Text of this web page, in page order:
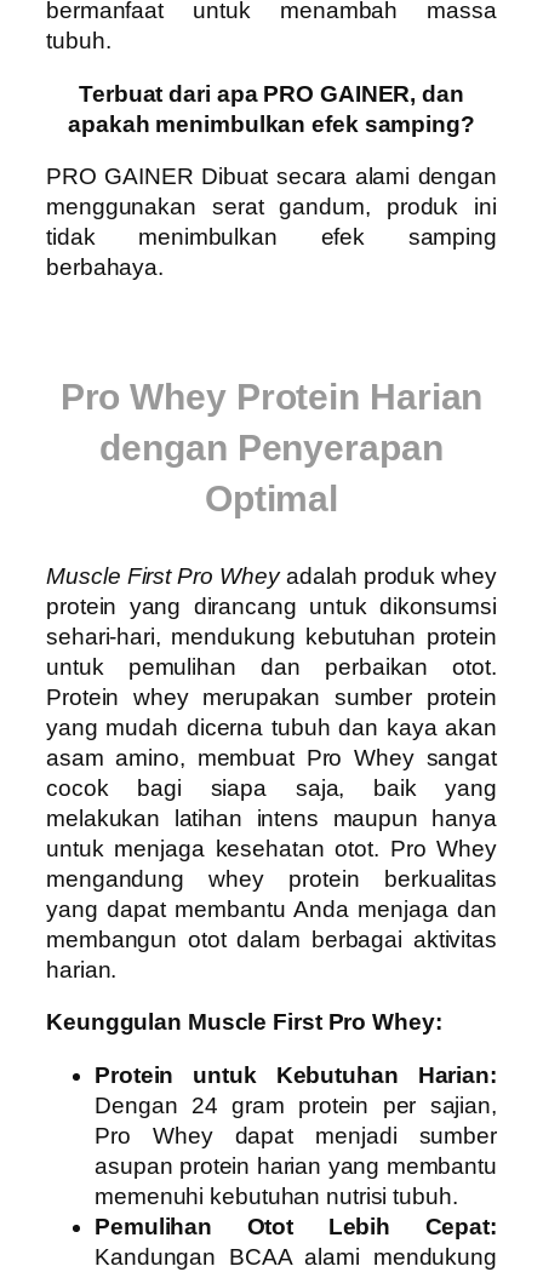
bermanfaat untuk menambah massa
tubuh.
Terbuat dari apa PRO GAINER, dan
apakah menimbulkan efek samping?
PRO GAINER Dibuat secara alami dengan
menggunakan serat gandum, produk ini
tidak menimbulkan efek samping
berbahaya.
Pro Whey Protein Harian
dengan Penyerapan
Optimal
Muscle First Pro Wheyadalah produk whey
protein yang dirancang untuk dikonsumsi
sehari-hari, mendukung kebutuhan protein
untuk pemulihan dan perbaikan otot.
Protein whey merupakan sumber protein
yang mudah dicerna tubuh dan kaya akan
asam amino, membuat Pro Whey sangat
cocok bagi siapa saja, baik yang
melakukan latihan intens maupun hanya
untuk menjaga kesehatan otot. Pro Whey
mengandung whey protein berkualitas
yang dapat membantu Anda menjaga dan
membangun otot dalam berbagai aktivitas
harian.
Keunggulan Muscle First Pro Whey:
Protein untuk Kebutuhan Harian:
Dengan 24 gram protein per sajian,
Pro Whey dapat menjadi sumber
asupan protein harian yang membantu
memenuhi kebutuhan nutrisi tubuh.
Pemulihan Otot Lebih Cepat:
Kandungan BCAA alami mendukung